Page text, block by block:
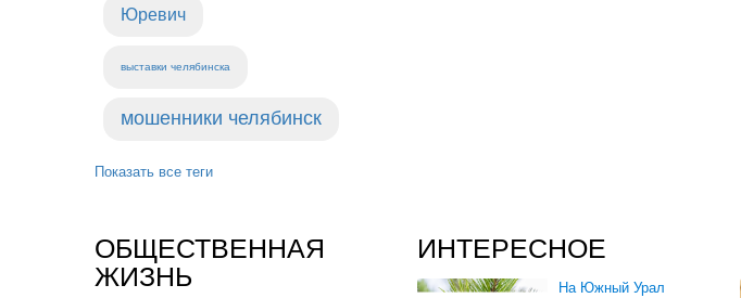
Юревич
выставки челябинска
мошенники челябинск
Показать все теги
ОБЩЕСТВЕННАЯ
ЖИЗНЬ
ИНТЕРЕСНОЕ
На Южный Урал